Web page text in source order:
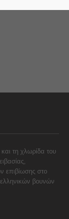
τη χλωρίδα του
επιβίωσης στο
βουνών